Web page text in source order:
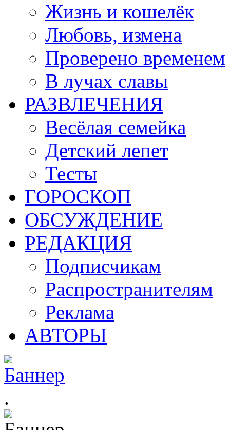
Жизнь и кошелёк
Любовь, измена
Проверено временем
В лучах славы
РАЗВЛЕЧЕНИЯ
Весёлая семейка
Детский лепет
Тесты
ГОРОСКОП
ОБСУЖДЕНИЕ
РЕДАКЦИЯ
Подписчикам
Распространителям
Реклама
АВТОРЫ
.